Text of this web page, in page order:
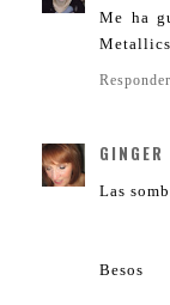
Me ha
Responder
GINGER
Las
Besos